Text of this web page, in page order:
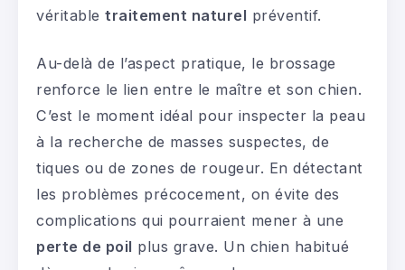
véritable traitement naturel préventif.
Au-delà de l’aspect pratique, le brossage
renforce le lien entre le maître et son chien.
C’est le moment idéal pour inspecter la peau
à la recherche de masses suspectes, de
tiques ou de zones de rougeur. En détectant
les problèmes précocement, on évite des
complications qui pourraient mener à une
perte de poil plus grave. Un chien habitué